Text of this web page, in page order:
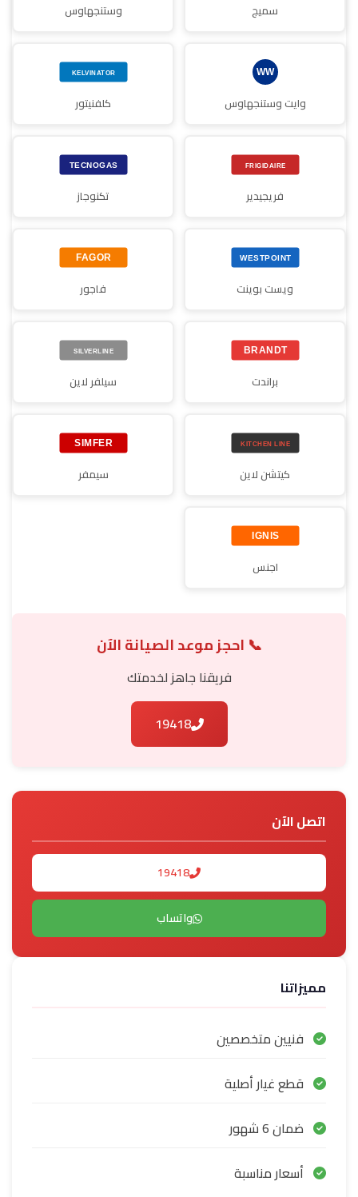
سميج وستنجهاوس
وايت وستنجهاوس كلفنيتور
فريجيدير تكنوجاز
ويست بوينت فاجور
براندت سيلفر لاين
كيتشن لاين سيمفر
اجنس
📞 احجز موعد الصيانة الآن
فريقنا جاهز لخدمتك
19418
اتصل الآن
19418
واتساب
مميزاتنا
فنيين متخصصين
قطع غيار أصلية
ضمان 6 شهور
أسعار مناسبة